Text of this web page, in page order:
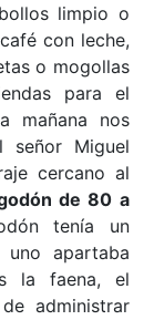
limpio o
con leche,
o mogollas
para el
mañana nos
señor Miguel
cercano al
de 80 a
tenía un
uno apartaba
la faena, el
administrar